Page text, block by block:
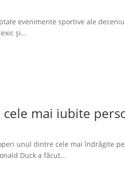
evenimente sportive ale
și...
mai iubite
unul dintre cele mai îndrăgite
Duck a făcut...